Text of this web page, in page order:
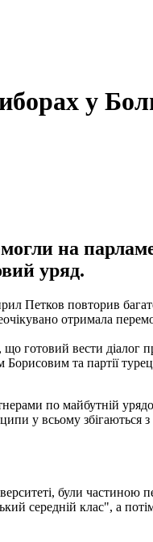
у
на
уряд.
Петков повторив
отримала
готовий вести діалог
та партії
по майбутній
у всьому
були частиною
середній клас", а